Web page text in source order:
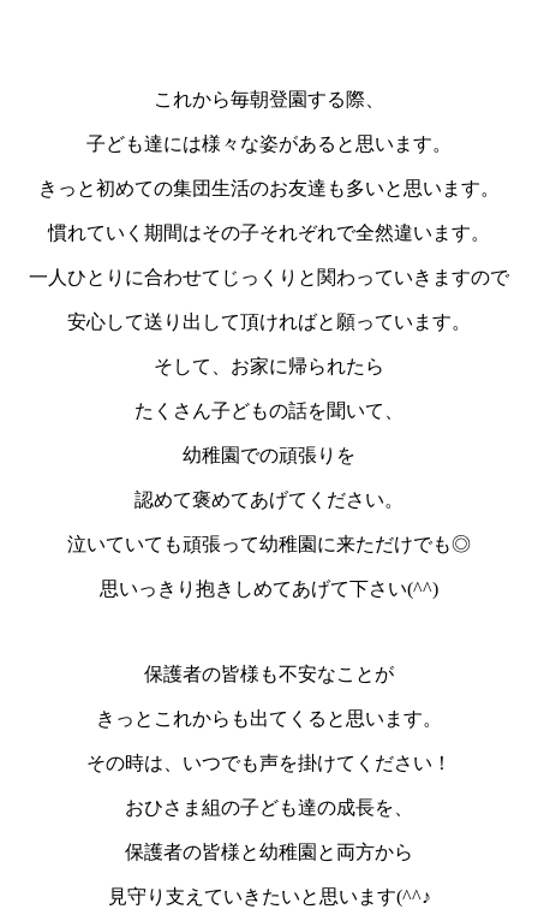
これから毎朝登園する際、
子ども達には様々な姿があると思います。
きっと初めての集団生活のお友達も多いと思います。
慣れていく期間はその子それぞれで全然違います。
一人ひとりに合わせてじっくりと関わっていきますので
安心して送り出して頂ければと願っています。
そして、お家に帰られたら
たくさん子どもの話を聞いて、
幼稚園での頑張りを
認めて褒めてあげてください。
泣いていても頑張って幼稚園に来ただけでも◎
思いっきり抱きしめてあげて下さい(^^)
保護者の皆様も不安なことが
きっとこれからも出てくると思います。
その時は、いつでも声を掛けてください！
おひさま組の子ども達の成長を、
保護者の皆様と幼稚園と両方から
見守り支えていきたいと思います(^^♪